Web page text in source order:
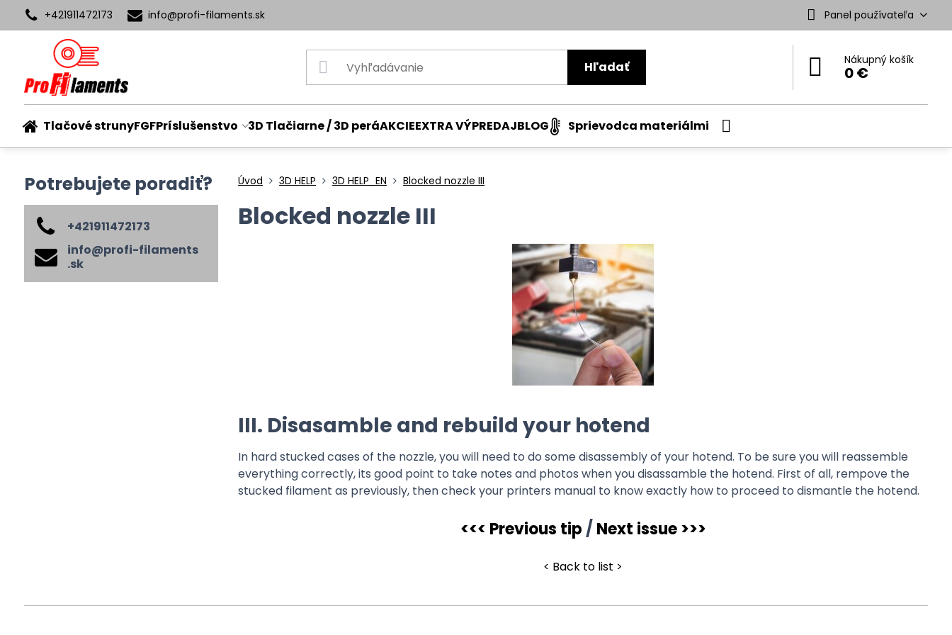
+421911472173 info​@profi-filaments​.sk Panel používateľa
Hľadať Nákupný košík
0 €
Tlačové strunyFGFPríslušenstvo 3D Tlačiarne / 3D peráAKCIEEXTRA VÝPREDAJBLOG Sprievodca materiálmi
Úvod 3D HELP 3D HELP_EN Blocked nozzle III
Blocked nozzle III
III. Disasamble and rebuild your hotend
In hard stucked cases of the nozzle, you will need to do some disassembly of your hotend. To be sure you will reassemble
everything correctly, its good point to take notes and photos when you disassamble the hotend. First of all, rempove the
stucked filament as previously, then check your printers manual to know exactly how to proceed to dismantle the hotend.
<<< Previous tip / Next issue >>>
< Back to list >
Potrebujete poradiť?
+421911472173
info​@profi-filaments​
.sk